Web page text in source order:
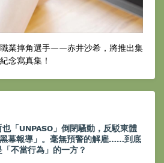
職業摔角選手——赤井沙希，將推出集
念寫真集！
也「UNPASO」倒閉騷動，反駁東體
黑幕報導」。毫無預警的解雇……到底
「不當行為」的一方？